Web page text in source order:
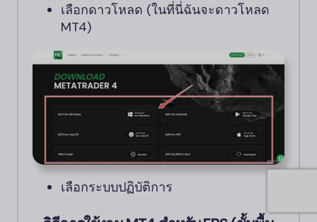
เลือกดาวโหลด (ในที่นี่ฉันจะดาวโหลด
MT4)
เลือกระบบปฏิบัติการ